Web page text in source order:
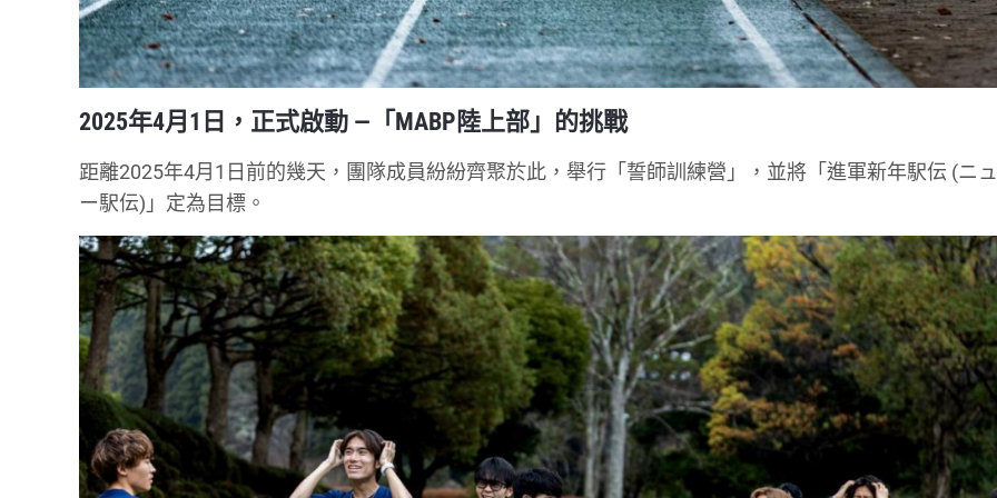
2025年4月1日，正式啟動 —「MABP陸上部」的挑戰
距離2025年4月1日前的幾天，團隊成員紛紛齊聚於此，舉行「誓師訓練營」，並將「進軍新年駅伝 (ニ
ー駅伝)」定為目標。